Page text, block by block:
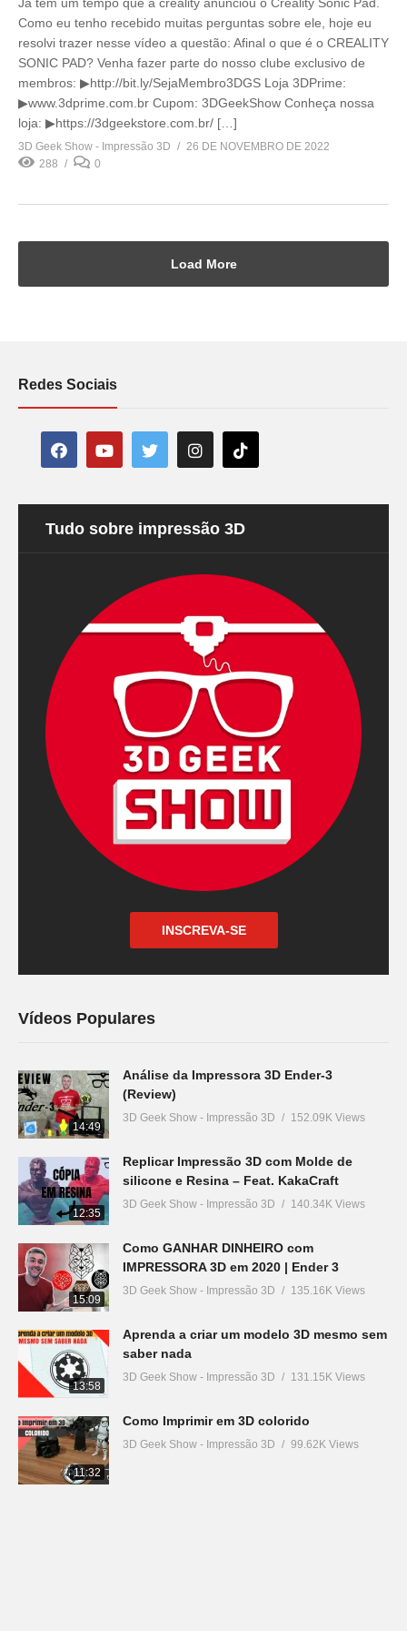
Já tem um tempo que a creality anunciou o Creality Sonic Pad.
Como eu tenho recebido muitas perguntas sobre ele, hoje eu
resolvi trazer nesse vídeo a questão: Afinal o que é o CREALITY
SONIC PAD? Venha fazer parte do nosso clube exclusivo de
membros: ▶http://bit.ly/SejaMembro3DGS Loja 3DPrime:
▶www.3dprime.com.br Cupom: 3DGeekShow Conheça nossa
loja: ▶https://3dgeekstore.com.br/ […]
3D Geek Show - Impressão 3D
26 DE NOVEMBRO DE 2022
288
0
Load More
Redes Sociais
Tudo sobre impressão 3D
INSCREVA-SE
Vídeos Populares
14:49
Análise da Impressora 3D Ender-3
(Review)
3D Geek Show - Impressão 3D 152.09K Views
12:35
Replicar Impressão 3D com Molde de
silicone e Resina – Feat. KakaCraft
3D Geek Show - Impressão 3D 140.34K Views
15:09
Como GANHAR DINHEIRO com
IMPRESSORA 3D em 2020 | Ender 3
3D Geek Show - Impressão 3D 135.16K Views
13:58
Aprenda a criar um modelo 3D mesmo sem
saber nada
3D Geek Show - Impressão 3D 131.15K Views
11:32
Como Imprimir em 3D colorido
3D Geek Show - Impressão 3D 99.62K Views